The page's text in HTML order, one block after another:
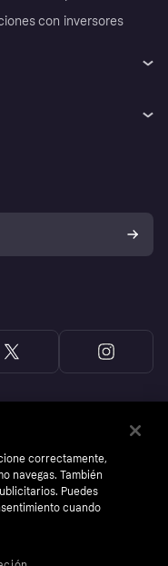
con inversores
correctamente,
navegas. También
Puedes
cuando